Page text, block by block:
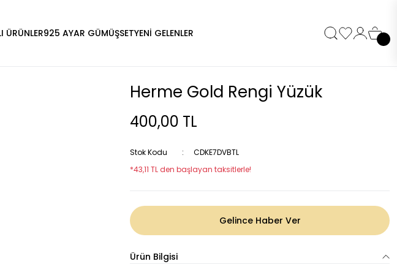
ÜRÜNLER925 AYAR GÜMÜŞSETYENİ GELENLER
Herme Gold Rengi Yüzük
400,00 TL
Stok Kodu
CDKE7DVBTL
*43,11 TL den başlayan taksitlerle!
Gelince Haber Ver
Ürün Bilgisi